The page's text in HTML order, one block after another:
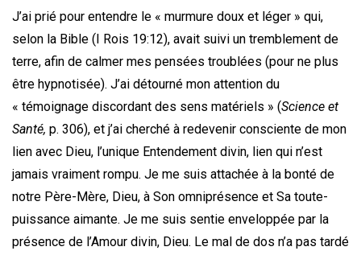
J’ai prié pour entendre le « murmure doux et léger » qui,
selon la Bible (I Rois 19:12), avait suivi un tremblement de
terre, afin de calmer mes pensées troublées (pour ne plus
être hypnotisée). J’ai détourné mon attention du
« témoignage discordant des sens matériels » (Science et
Santé, p. 306), et j’ai cherché à redevenir consciente de mon
lien avec Dieu, l’unique Entendement divin, lien qui n’est
jamais vraiment rompu. Je me suis attachée à la bonté de
notre Père-Mère, Dieu, à Son omniprésence et Sa toute-
puissance aimante. Je me suis sentie enveloppée par la
présence de l’Amour divin, Dieu. Le mal de dos n’a pas tardé